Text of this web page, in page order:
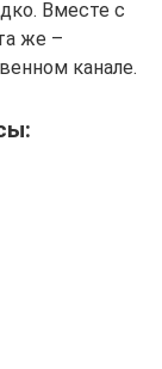
Вместе с
же –
канале.